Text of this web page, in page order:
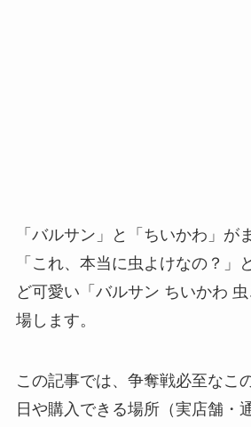
「バルサン」と「ちいかわ」が
「これ、本当に虫よけなの？」
ど可愛い「バルサン ちいかわ
場します。
この記事では、争奪戦必至なこ
日や購入できる場所（実店舗・